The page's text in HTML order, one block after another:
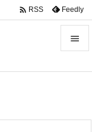


 RSS Feedly